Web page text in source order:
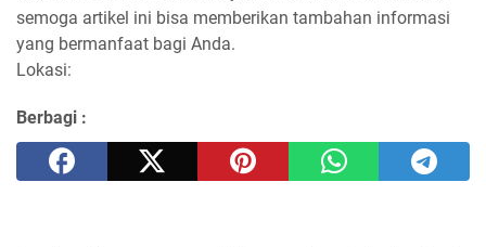
semoga artikel ini bisa memberikan tambahan informasi
yang bermanfaat bagi Anda.
Lokasi:
Berbagi :